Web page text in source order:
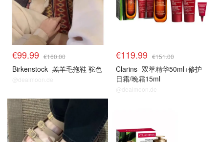
€99.99 €160.00
Birkenstock 羔羊毛拖鞋 驼色
@dealmoon.de
€119.99 €151.00
Clarins 双萃精华50ml+修护
日霜/晚霜15ml
@dealmoon.de